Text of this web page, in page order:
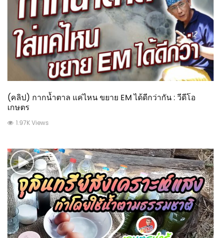
(คลิป) กากน้ำตาล แค่ไหน ขยาย EM ได้ดีกว่ากัน : วีดีโอ
เกษตร
1.97K Views